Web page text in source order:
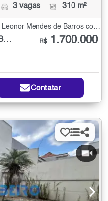
3 vagas 310 m²
Casa Térrea à Venda no Jardim Leonor Mendes de Barros com 3 quartos - 310 m²
Jardim Leonor Mendes de Barros R$ 1.700.000
Contatar